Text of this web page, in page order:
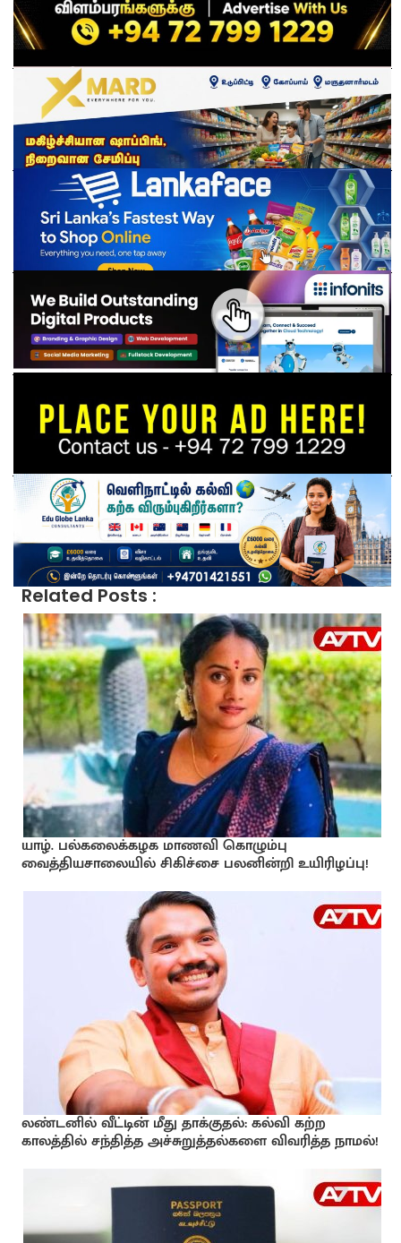
Related Posts :
யாழ். பல்கலைக்கழக மாணவி கொழும்பு
வைத்தியசாலையில் சிகிச்சை பலனின்றி உயிரிழப்பு!
லண்டனில் வீட்டின் மீது தாக்குதல்: கல்வி கற்ற
காலத்தில் சந்தித்த அச்சுறுத்தல்களை விவரித்த நாமல்!